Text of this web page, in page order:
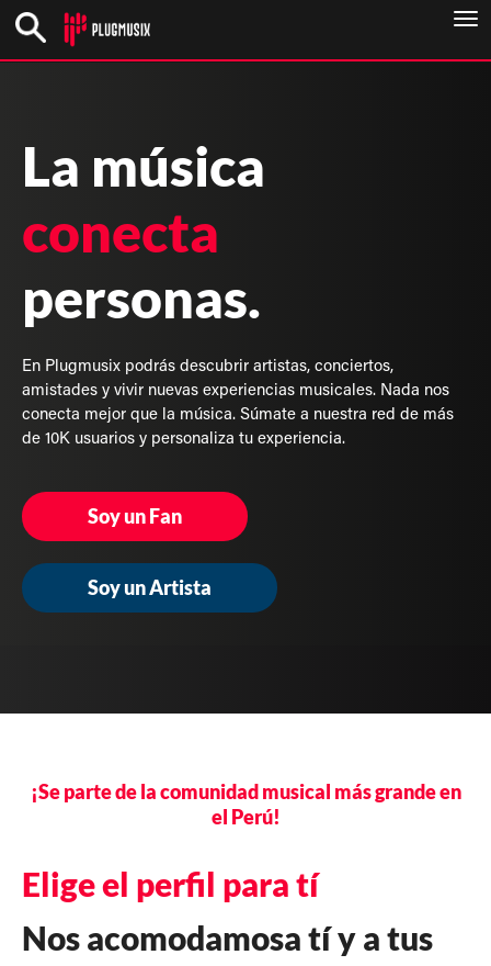
La música
conecta
personas.
En Plugmusix podrás descubrir artistas, conciertos,
amistades y vivir nuevas experiencias musicales. Nada nos
conecta mejor que la música. Súmate a nuestra red de más
de 10K usuarios y personaliza tu experiencia.
Soy un Fan
Soy un Artista
¡Se parte de la comunidad musical más grande en
el Perú!
Elige el perfil para tí
Nos acomodamosa tí y a tus